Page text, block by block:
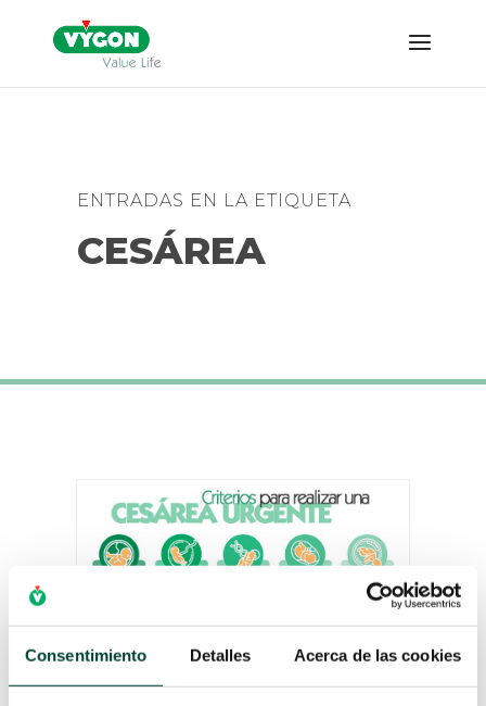
Consentimiento Detalles Acerca de las cookies
ENTRADAS EN LA ETIQUETA
CESÁREA